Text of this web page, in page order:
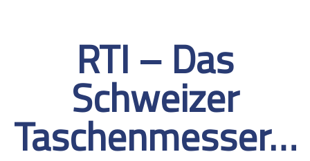
RTI – Das
Schweizer
Taschenmesser…